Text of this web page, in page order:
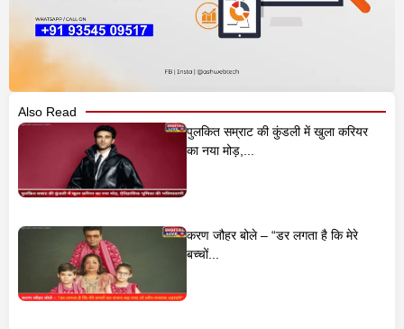
Also Read
पुलकित सम्राट की कुंडली में खुला करियर
का नया मोड़,...
करण जौहर बोले – “डर लगता है कि मेरे
बच्चों...